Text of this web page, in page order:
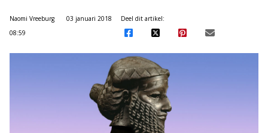
Naomi Vreeburg
03 januari 2018
08:59
Deel dit artikel: